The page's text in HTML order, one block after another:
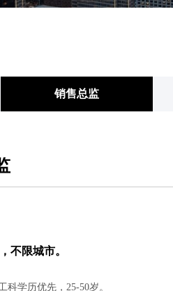
销售总监
不限城市。
科学历优先，25-50岁。